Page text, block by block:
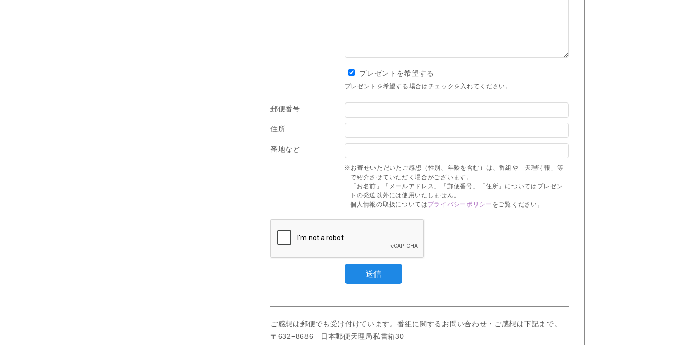
プレゼントを希望する
プレゼントを希望する場合はチェックを入れてください。
郵便番号
住所
番地など
※お寄せいただいたご感想（性別、年齢を含む）は、番組や「天理時報」等
で紹介させていただく場合がございます。
「お名前」「メールアドレス」「郵便番号」「住所」についてはプレゼン
トの発送以外には使用いたしません。
個人情報の取扱については プライバシーポリシー をご覧ください。
ご感想は郵便でも受け付けています。番組に関するお問い合わせ・ご感想は下記まで。
〒632−8686 日本郵便天理局私書箱30